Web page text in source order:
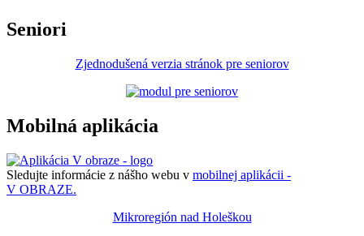
Seniori
Zjednodušená verzia stránok pre seniorov
Mobilná aplikácia
Sledujte informácie z nášho webu v mobilnej aplikácii -
V OBRAZE.
Mikroregión nad Holeškou